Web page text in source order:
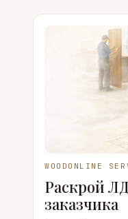
WOODONLINE
Раскрой
заказчика